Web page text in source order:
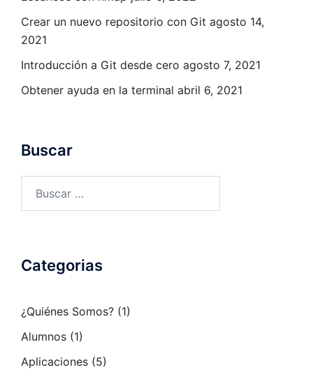
Crear un nuevo repositorio con Git agosto 14,
2021
Introducción a Git desde cero agosto 7, 2021
Obtener ayuda en la terminal abril 6, 2021
Buscar
Categorias
¿Quiénes Somos? (1)
Alumnos (1)
Aplicaciones (5)